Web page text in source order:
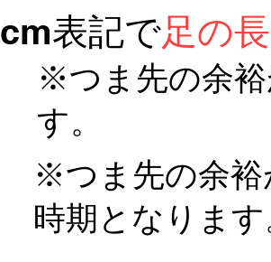
​cm表記で足の
※つま先の余
す。
※つま先の余裕
時期となります